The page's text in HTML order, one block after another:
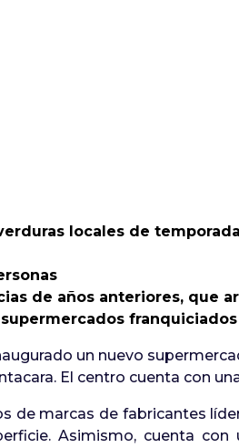
locales de
de años anteriores, que
franquiciados
un nuevo
El centro cuenta con
de marcas de fabricantes
Asimismo, cuenta